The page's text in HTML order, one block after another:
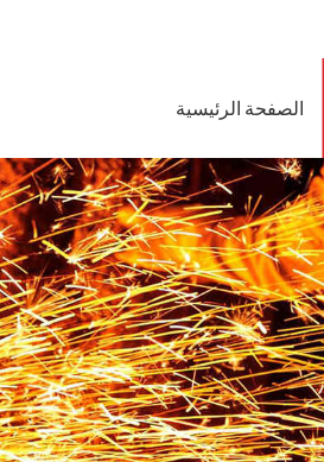
الصفحة الرئيسية